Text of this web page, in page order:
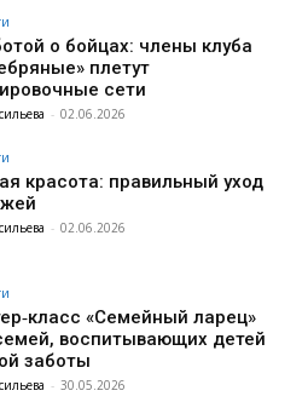
о бойцах: члены клуба
плетут
сети
- 02.06.2026
красота: правильный уход
- 02.06.2026
«Семейный ларец»
воспитывающих детей
заботы
- 30.05.2026